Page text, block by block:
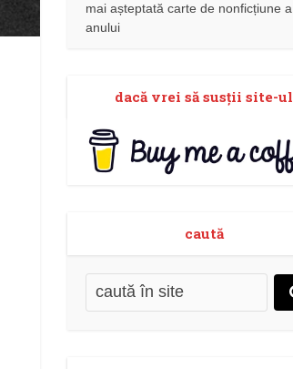
mai așteptată carte de nonficțiune a
anului
dacă vrei să susţii site-ul
caută